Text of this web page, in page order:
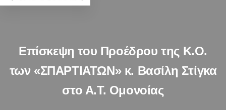
Επίσκεψη του Προέδρου της Κ.Ο.
των «ΣΠΑΡΤΙΑΤΩΝ» κ. Βασίλη Στίγκα
στο Α.Τ. Ομονοίας